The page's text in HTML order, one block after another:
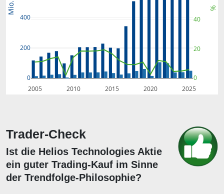
2005 2010 2015 2020 2025
0
200
400
0
20
40
Mio. %
Trader-Check
Ist die Helios Technologies Aktie
ein guter Trading-Kauf im Sinne
der Trendfolge-Philosophie?